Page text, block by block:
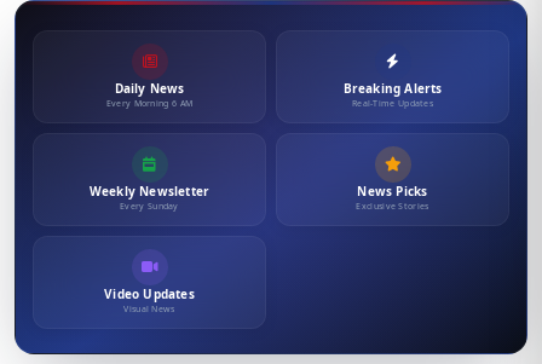
Daily News
Every Morning 6 AM
Breaking Alerts
Real-Time Updates
Weekly Newsletter
Every Sunday
News Picks
Exclusive Stories
Video Updates
Visual News